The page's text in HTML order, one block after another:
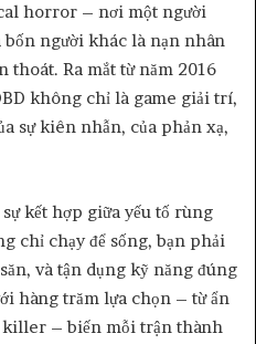
horror – nơi một người
người khác là nạn nhân
Ra mắt từ năm 2016
không chỉ là game giải trí,
sự kiên nhẫn, của phản xạ,
kết hợp giữa yếu tố rùng
chỉ chạy để sống, bạn phải
và tận dụng kỹ năng đúng
hàng trăm lựa chọn – từ ẩn
killer – biến mỗi trận thành